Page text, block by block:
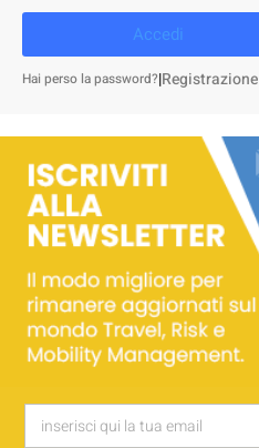
Accedi
Hai perso la password?|Registrazione